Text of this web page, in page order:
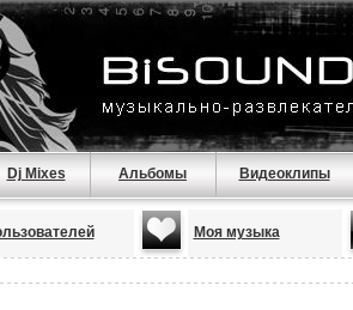
Dj Mixes Альбомы Видеоклипы
Моя музыка